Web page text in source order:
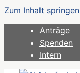
Zum Inhalt springen
Anträge
Spenden
Intern